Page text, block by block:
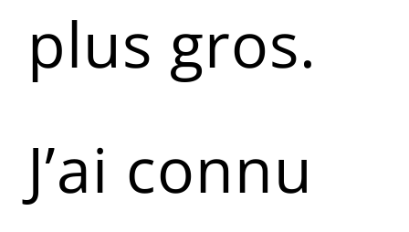
plus gros.
J’ai connu